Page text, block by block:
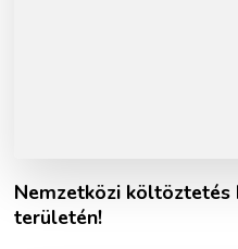
Nemzetközi költöztetés
területén!